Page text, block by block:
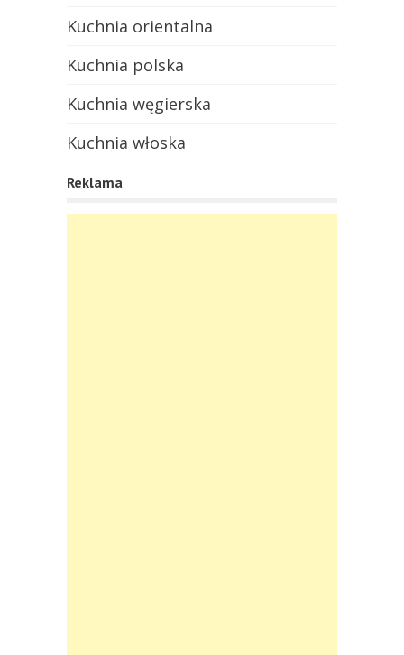
Kuchnia orientalna
Kuchnia polska
Kuchnia węgierska
Kuchnia włoska
Reklama